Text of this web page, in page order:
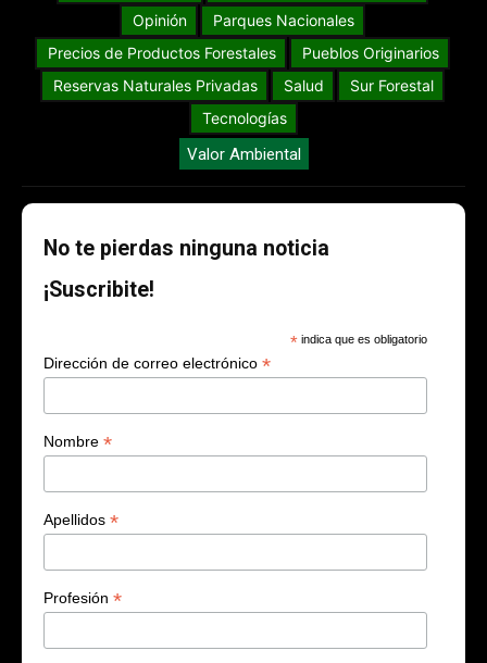
Opinión
Parques Nacionales
Precios de Productos Forestales
Pueblos Originarios
Reservas Naturales Privadas
Salud
Sur Forestal
Tecnologías
Valor Ambiental
No te pierdas ninguna noticia
¡Suscribite!
* indica que es obligatorio
Dirección de correo electrónico *
Nombre *
Apellidos *
Profesión *